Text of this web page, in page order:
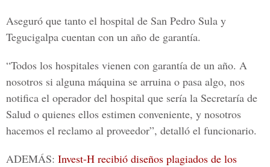
Aseguró que tanto el hospital de San Pedro Sula y
Tegucigalpa cuentan con un año de garantía.
“Todos los hospitales vienen con garantía de un año. A
nosotros si alguna máquina se arruina o pasa algo, nos
notifica el operador del hospital que sería la Secretaría de
Salud o quienes ellos estimen conveniente, y nosotros
hacemos el reclamo al proveedor”, detalló el funcionario.
ADEMÁS: Invest-H recibió diseños plagiados de los